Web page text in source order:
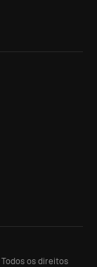
Todos os direitos